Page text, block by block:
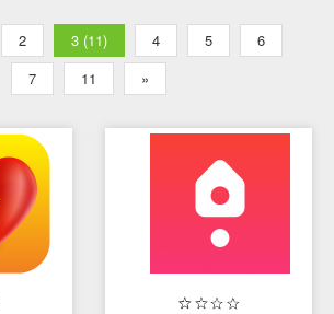
2 3 (11) 4 5
6
7
11 »